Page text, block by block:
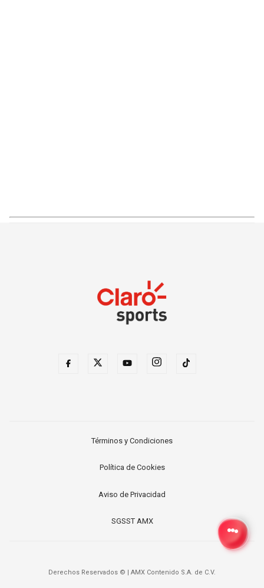
Términos y Condiciones
Política de Cookies
Aviso de Privacidad
SGSST AMX
Derechos Reservados © | AMX Contenido S.A. de C.V.